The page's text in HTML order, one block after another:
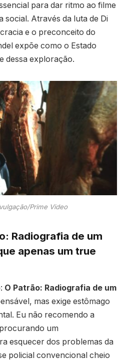
para dar ritmo ao filme
social. Através da luta de Di
e o preconceito do
expõe como o Estado
dessa exploração.
Prime Video
Radiografia de um
apenas um true
O Patrão: Radiografia de um
mas exige estômago
Eu não recomendo a
um
esquecer dos problemas da
policial convencional cheio